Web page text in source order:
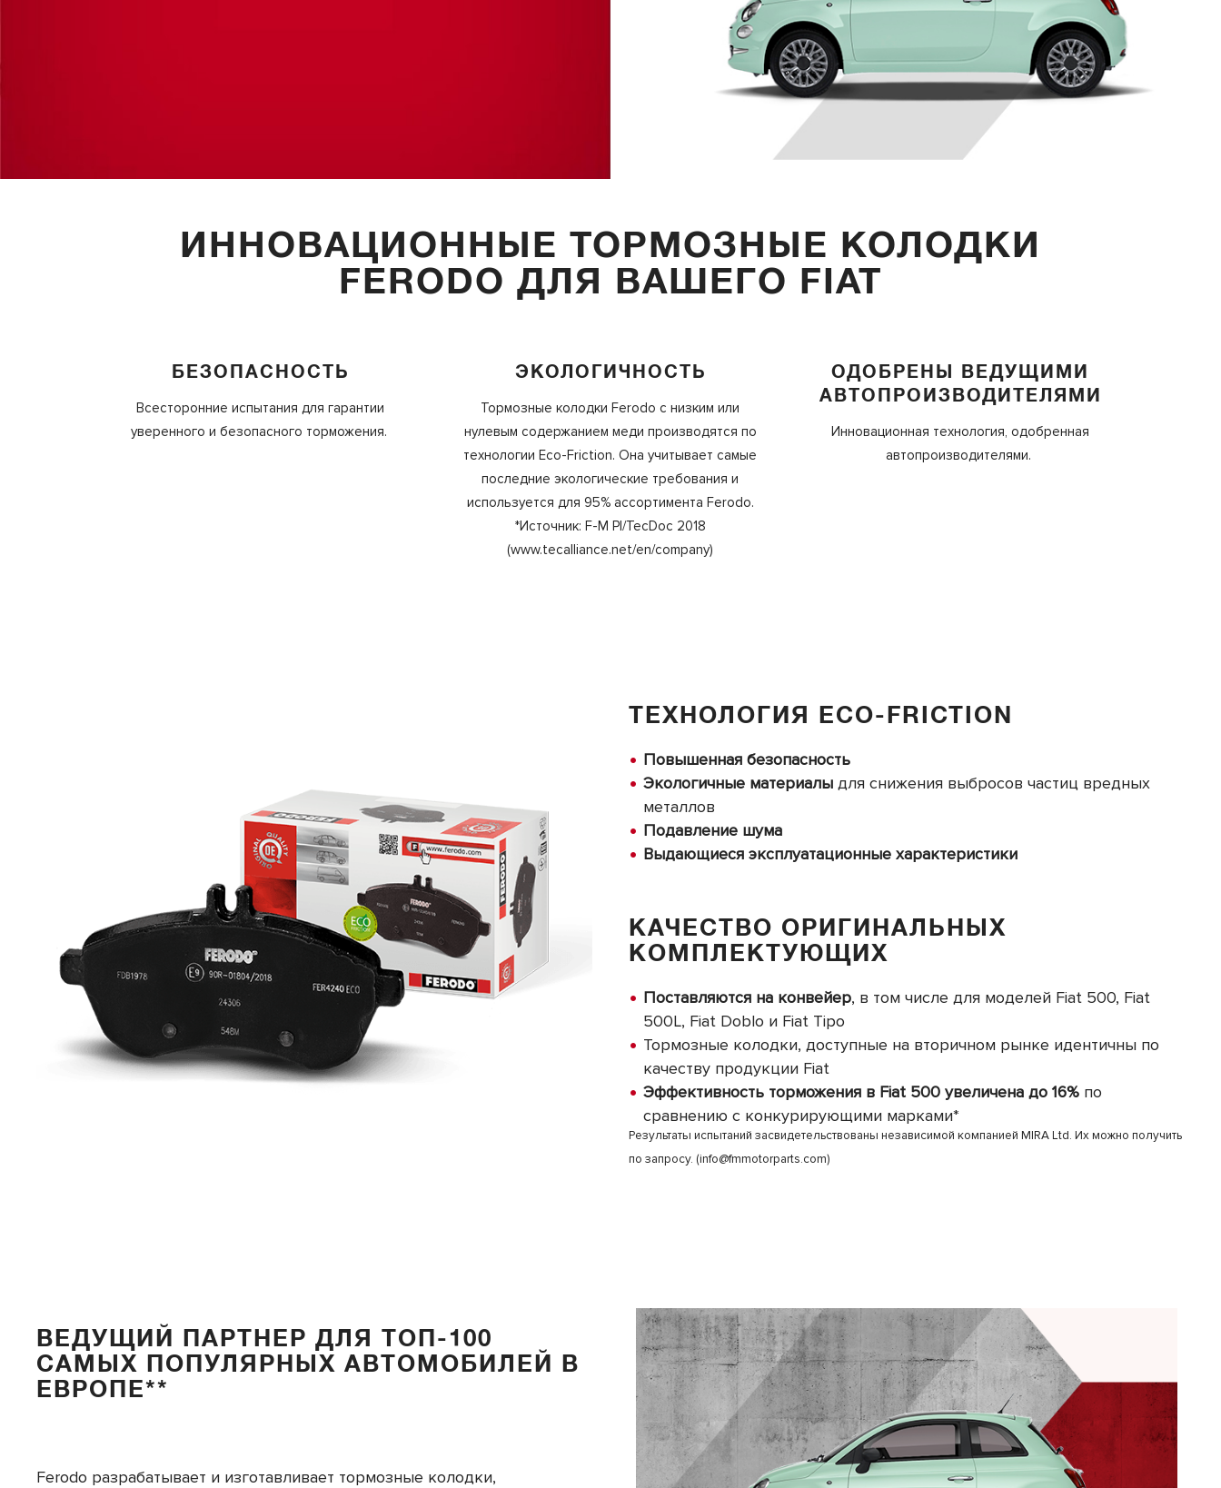
ИННОВАЦИОННЫЕ ТОРМОЗНЫЕ КОЛОДКИ
FERODO ДЛЯ ВАШЕГО FIAT
БЕЗОПАСНОСТЬ
Всесторонние испытания для гарантии
уверенного и безопасного торможения.
ЭКОЛОГИЧНОСТЬ
Тормозные колодки Ferodo с низким или
нулевым содержанием меди производятся по
технологии Eco-Friction. Она учитывает самые
последние экологические требования и
используется для 95% ассортимента Ferodo.
*Источник: F-M PI/TecDoc 2018
(www.tecalliance.net/en/company)
ОДОБРЕНЫ ВЕДУЩИМИ
АВТОПРОИЗВОДИТЕЛЯМИ
Инновационная технология, одобренная
автопроизводителями.
ТЕХНОЛОГИЯ ECO-FRICTION
Повышенная безопасность
Экологичные материалы для снижения выбросов частиц вредных
металлов
Подавление шума
Выдающиеся эксплуатационные характеристики
КАЧЕСТВО ОРИГИНАЛЬНЫХ
КОМПЛЕКТУЮЩИХ
Поставляются на конвейер, в том числе для моделей Fiat 500, Fiat
500L, Fiat Doblo и Fiat Tipo
Тормозные колодки, доступные на вторичном рынке идентичны по
качеству продукции Fiat
Эффективность торможения в Fiat 500 увеличена до 16% по
сравнению с конкурирующими марками*
Результаты испытаний засвидетельствованы независимой компанией MIRA Ltd. Их можно получить
по запросу. (info@fmmotorparts.com)
ВЕДУЩИЙ ПАРТНЕР ДЛЯ ТОП-100
САМЫХ ПОПУЛЯРНЫХ АВТОМОБИЛЕЙ В
ЕВРОПЕ**
Ferodo разрабатывает и изготавливает тормозные колодки,